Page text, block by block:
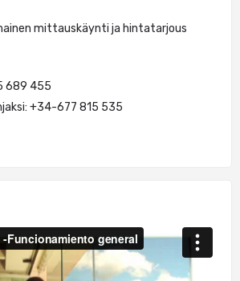
mittauskäynti ja hintatarjous
689 455
+34-677 815 535